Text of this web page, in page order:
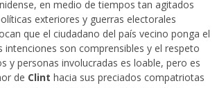
en medio de tiempos tan agitados
exteriores y guerras electorales
que el ciudadano del país vecino ponga el
intenciones son comprensibles y el respeto
y personas involucradas es loable, pero es
de Clint hacia sus preciados compatriotas